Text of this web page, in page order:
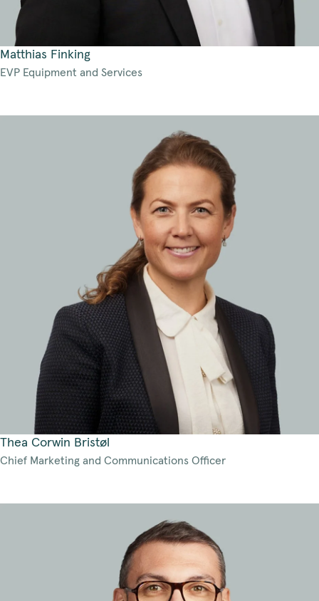
Matthias Finking
EVP Equipment and Services
Thea Corwin Bristøl
Chief Marketing and Communications Officer